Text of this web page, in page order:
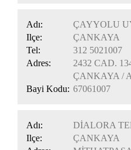
Adı:
ÇAYYOLU
Ilçe:
ÇANKAYA
Tel:
312 5021007
Adres:
2432 CAD.
ÇANKAYA /
Bayi Kodu: 67061007
Adı:
DİALORA
Ilçe:
ÇANKAYA